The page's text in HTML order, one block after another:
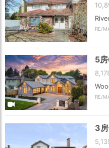
RE/
5
RE/
3